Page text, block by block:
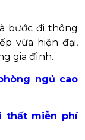
bước đi thông
vừa hiện đại,
gia đình.
ngủ cao
thất miễn phí